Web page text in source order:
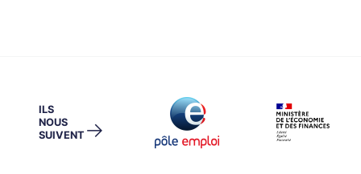
ILS
NOUS
SUIVENT →